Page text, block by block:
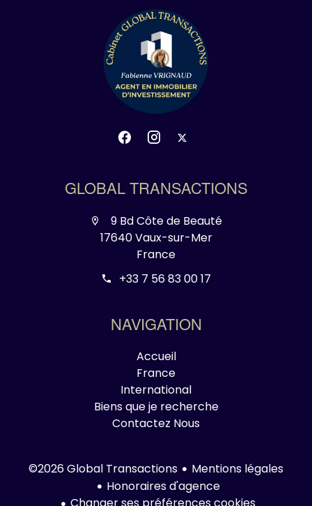
GLOBAL TRANSACTIONS
9 Bd Côte de Beauté
17640 Vaux-sur-Mer
France
+33 7 56 83 00 17
NAVIGATION
Accueil
France
International
Biens que je recherche
Contactez Nous
©2026 Global Transactions
Mentions légales
Honoraires d'agence